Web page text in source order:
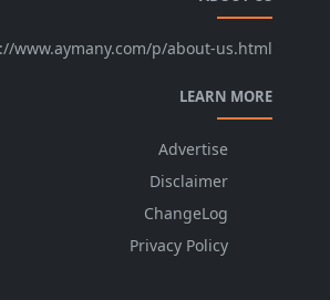
www.aymany.com/p/about-us.html
LEARN MORE
Advertise
Disclaimer
ChangeLog
Privacy Policy